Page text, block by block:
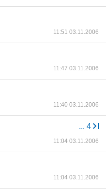
11:51 03.11.2006
11:47 03.11.2006
11:40 03.11.2006
... 4
11:04 03.11.2006
11:04 03.11.2006